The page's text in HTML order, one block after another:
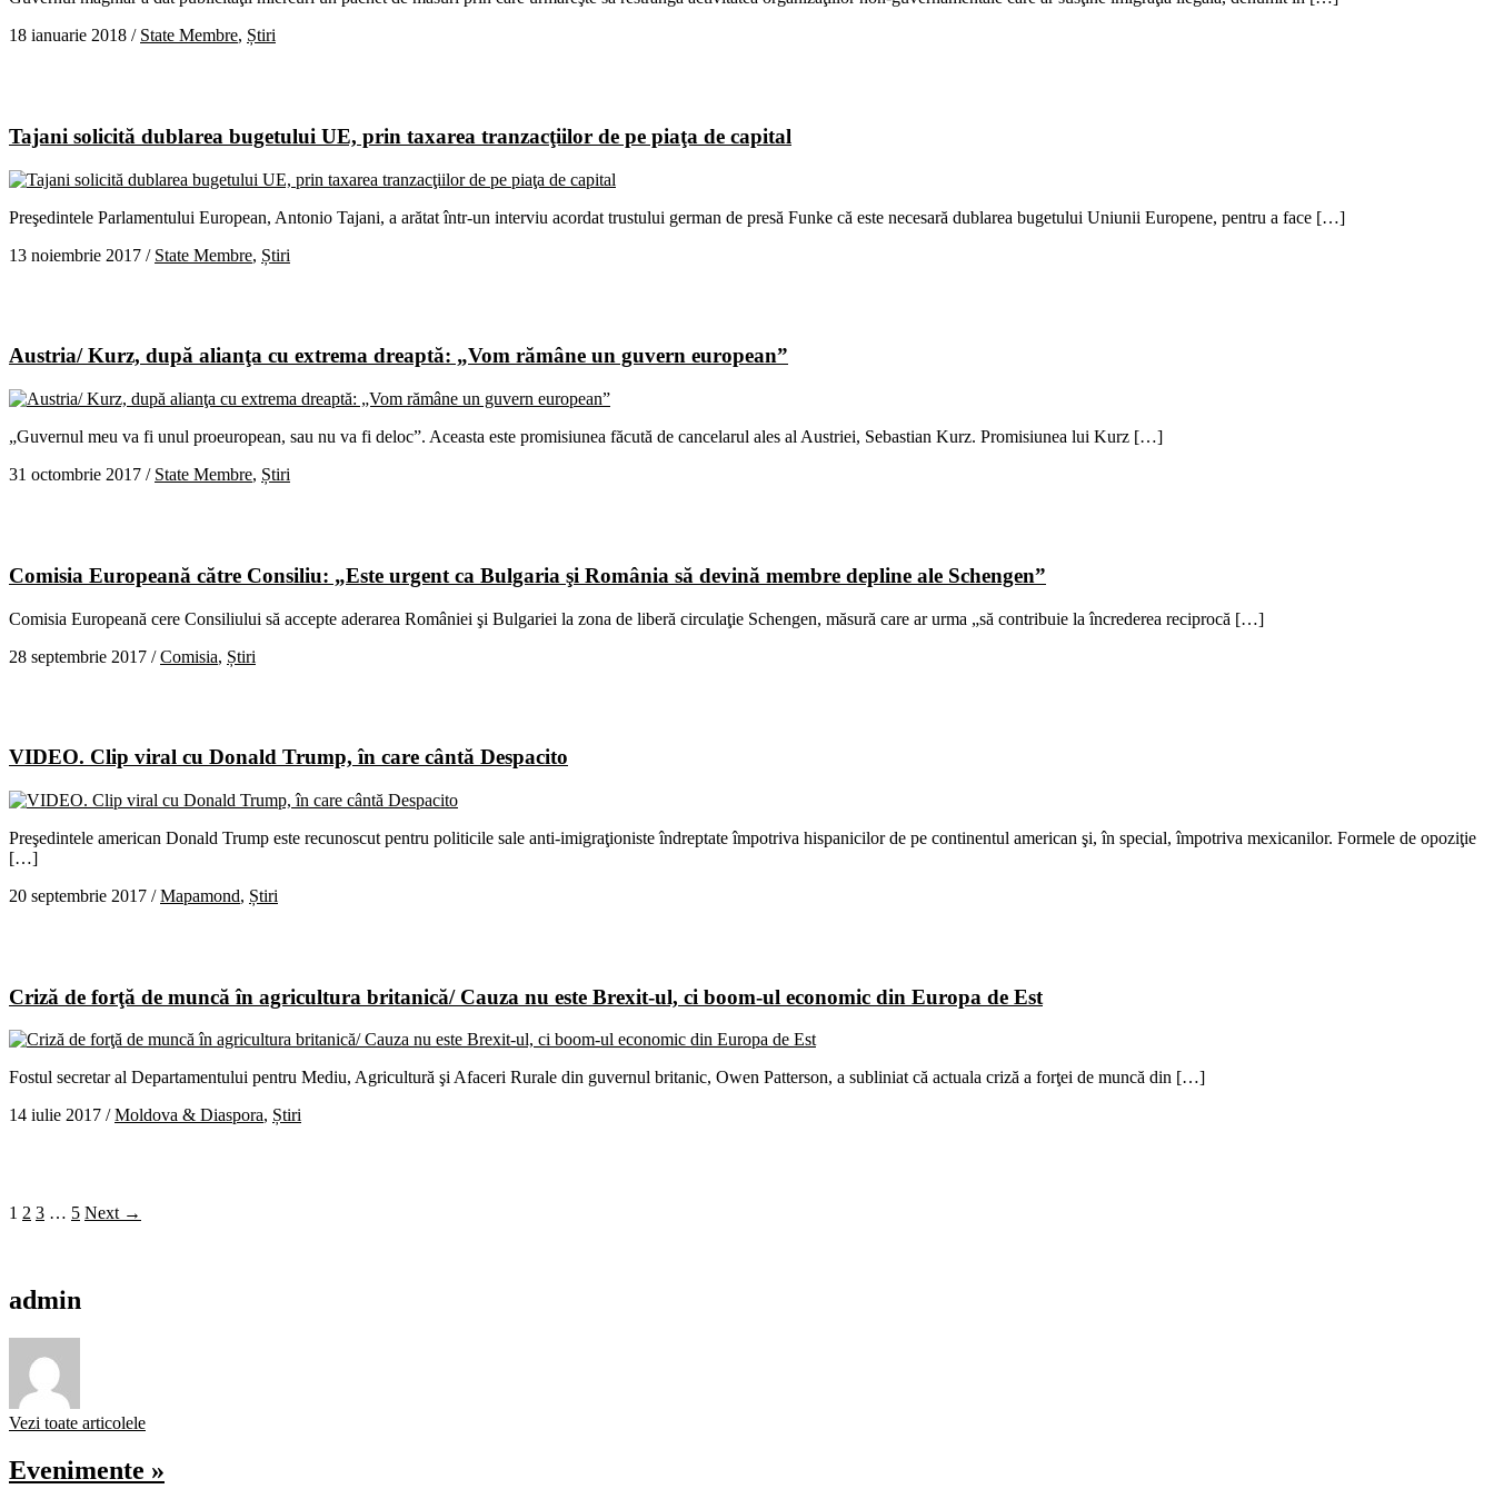
18 ianuarie 2018 / State Membre, Știri
Tajani solicită dublarea bugetului UE, prin taxarea tranzacţiilor de pe piaţa de capital
Preşedintele Parlamentului European, Antonio Tajani, a arătat într-un interviu acordat trustului german de presă Funke că este necesară dublarea bugetului Uniunii Europene, pentru a face […]
13 noiembrie 2017 / State Membre, Știri
Austria/ Kurz, după alianţa cu extrema dreaptă: „Vom rămâne un guvern european”
„Guvernul meu va fi unul proeuropean, sau nu va fi deloc”. Aceasta este promisiunea făcută de cancelarul ales al Austriei, Sebastian Kurz. Promisiunea lui Kurz […]
31 octombrie 2017 / State Membre, Știri
Comisia Europeană către Consiliu: „Este urgent ca Bulgaria şi România să devină membre depline ale Schengen”
Comisia Europeană cere Consiliului să accepte aderarea României şi Bulgariei la zona de liberă circulaţie Schengen, măsură care ar urma „să contribuie la încrederea reciprocă […]
28 septembrie 2017 /Comisia, Știri
VIDEO. Clip viral cu Donald Trump, în care cântă Despacito
Preşedintele american Donald Trump este recunoscut pentru politicile sale anti-imigraţioniste îndreptate împotriva hispanicilor de pe continentul american şi, în special, împotriva mexicanilor. Formele de opoziţie
[…]
20 septembrie 2017 /Mapamond, Știri
Criză de forţă de muncă în agricultura britanică/ Cauza nu este Brexit-ul, ci boom-ul economic din Europa de Est
Fostul secretar al Departamentului pentru Mediu, Agricultură şi Afaceri Rurale din guvernul britanic, Owen Patterson, a subliniat că actuala criză a forţei de muncă din […]
14 iulie 2017 /Moldova & Diaspora, Știri
1 2 3 … 5 Next →
admin
Vezi toate articolele
Evenimente »